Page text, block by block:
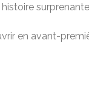
en avant-